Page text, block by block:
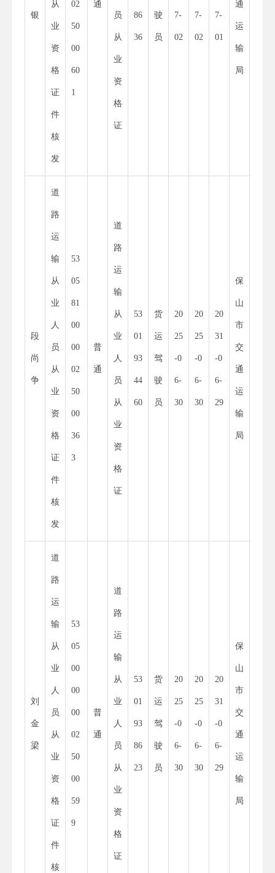
银
从
业
资
格
证
件
核
发
02
50
00
60
1
通
员
从
业
资
格
证
86
36
驶
员
7-
02
7-
02
7-
01
通
运
输
局
段
尚
争
道
路
运
输
从
业
人
员
从
业
资
格
证
件
核
发
53
05
81
00
00
02
50
00
36
3
普
通
道
路
运
输
从
业
人
员
从
业
资
格
证
53
01
93
44
60
货
运
驾
驶
员
20
25
-0
6-
30
20
25
-0
6-
30
20
31
-0
6-
29
保
山
市
交
通
运
输
局
刘
金
梁
道
路
运
输
从
业
人
员
从
业
资
格
证
件
核
53
05
00
00
00
02
50
00
59
9
普
通
道
路
运
输
从
业
人
员
从
业
资
格
证
53
01
93
86
23
货
运
驾
驶
员
20
25
-0
6-
30
20
25
-0
6-
30
20
31
-0
6-
29
保
山
市
交
通
运
输
局